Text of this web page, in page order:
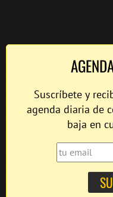
Suscríbete y
agenda diaria de
baja en